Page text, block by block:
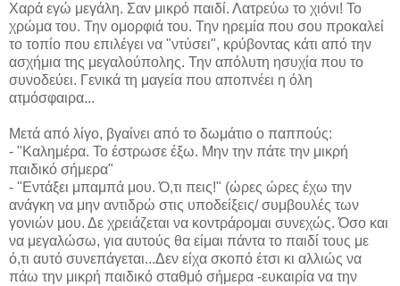
Χαρά εγώ μεγάλη. Σαν μικρό παιδί. Λατρεύω το χιόνι! Το
χρώμα του. Την ομορφιά του. Την ηρεμία που σου προκαλεί
το τοπίο που επιλέγει να "ντύσει", κρύβοντας κάτι από την
ασχήμια της μεγαλούπολης. Την απόλυτη ησυχία που το
συνοδεύει. Γενικά τη μαγεία που αποπνέει η όλη
ατμόσφαιρα...
Μετά από λίγο, βγαίνει από το δωμάτιο ο παππούς:
- "Καλημέρα. Το έστρωσε έξω. Μην την πάτε την μικρή
παιδικό σήμερα"
- "Εντάξει μπαμπά μου. Ό,τι πεις!" (ώρες ώρες έχω την
ανάγκη να μην αντιδρώ στις υποδείξεις/ συμβουλές των
γονιών μου. Δε χρειάζεται να κοντράρομαι συνεχώς. Όσο και
να μεγαλώσω, για αυτούς θα είμαι πάντα το παιδί τους με
ό,τι αυτό συνεπάγεται...Δεν είχα σκοπό έτσι κι αλλιώς να
πάω την μικρή παιδικό σταθμό σήμερα -ευκαιρία να την